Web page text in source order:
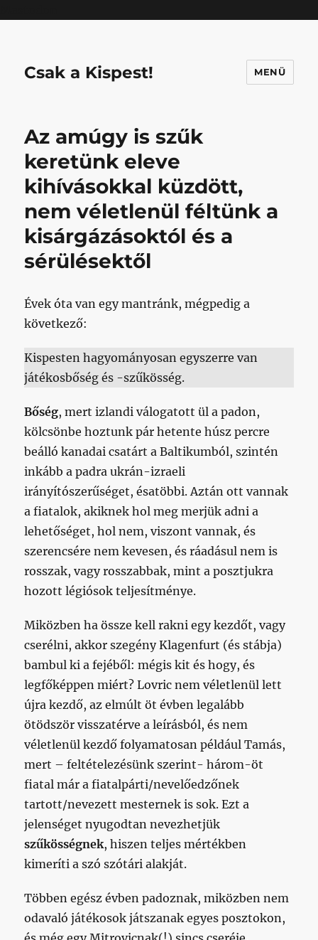
Csak a Kispest! MENÜ
Az amúgy is szűk
keretünk eleve
kihívásokkal küzdött,
nem véletlenül féltünk a
kisárgázásoktól és a
sérülésektől
Évek óta van egy mantránk, mégpedig a
következő:
Kispesten hagyományosan egyszerre van
játékosbőség és -szűkösség.
Bőség, mert izlandi válogatott ül a padon,
kölcsönbe hoztunk pár hetente húsz percre
beálló kanadai csatárt a Baltikumból, szintén
inkább a padra ukrán-izraeli
irányítószerűséget, ésatöbbi. Aztán ott vannak
a fiatalok, akiknek hol meg merjük adni a
lehetőséget, hol nem, viszont vannak, és
szerencsére nem kevesen, és ráadásul nem is
rosszak, vagy rosszabbak, mint a posztjukra
hozott légiósok teljesítménye.
Miközben ha össze kell rakni egy kezdőt, vagy
cserélni, akkor szegény Klagenfurt (és stábja)
bambul ki a fejéből: mégis kit és hogy, és
legfőképpen miért? Lovric nem véletlenül lett
újra kezdő, az elmúlt öt évben legalább
ötödször visszatérve a leírásból, és nem
véletlenül kezdő folyamatosan például Tamás,
mert – feltételezésünk szerint- három-öt
fiatal már a fiatalpárti/nevelőedzőnek
tartott/nevezett mesternek is sok. Ezt a
jelenséget nyugodtan nevezhetjük
szűkösségnek, hiszen teljes mértékben
kimeríti a szó szótári alakját.
Többen egész évben padoznak, miközben nem
odavaló játékosok játszanak egyes posztokon,